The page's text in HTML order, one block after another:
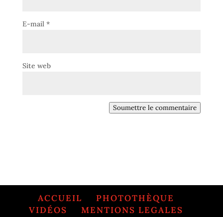
E-mail *
Site web
Soumettre le commentaire
ACCUEIL
PHOTOTHÈQUE
VIDÉOS
MENTIONS LEGALES